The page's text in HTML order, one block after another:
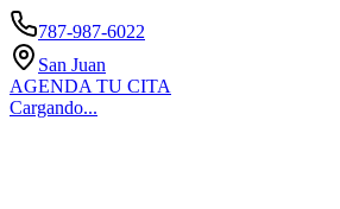
787-987-6022
San Juan
AGENDA TU CITA
Cargando...